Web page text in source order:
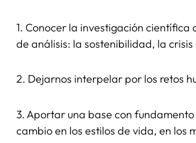
1. Conocer la investigación
de análisis: la sostenibilidad, la
2. Dejarnos interpelar por los retos
3. Aportar una base con
cambio en los estilos de vida, en los